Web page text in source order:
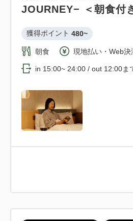
JOURNEY− ＜朝食付
獲得ポイント 480~
朝食 現地払い・Web決
in 15:00~ 24:00 / out 12:00ま